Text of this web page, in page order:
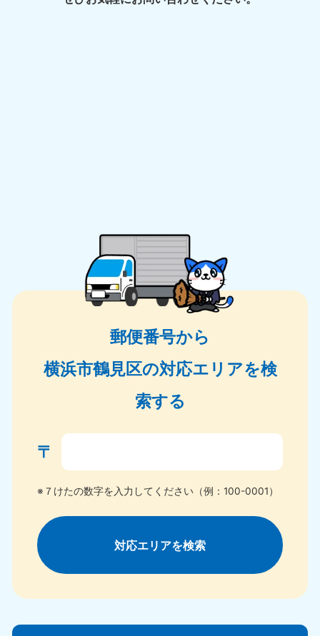
郵便番号から
横浜市鶴見区の対応エリアを検
索する
〒
※７けたの数字を入力してください（例：100-0001）
対応エリアを検索